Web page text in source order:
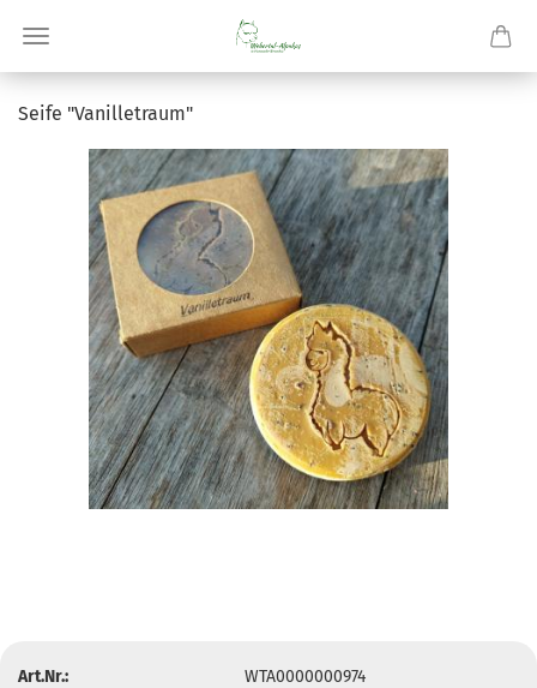
Seife "Va­nil­let­raum"
Art.Nr.:
WTA0000000974